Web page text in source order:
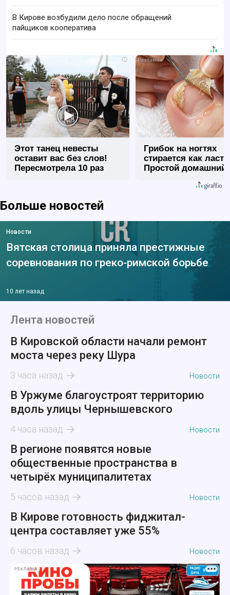
В Кирове возбудили дело после обращений
пайщиков кооператива
i
Этот танец невесты
оставит вас без слов!
Пересмотрела 10 раз
Грибок на ногтях
стирается как
Простой домашний
Больше новостей
Новости
Вятская столица приняла престижные
соревнования по греко-римской борьбе
10 лет назад
Лента новостей
В Кировской области начали ремонт
моста через реку Шура
3 часа назад Новости
В Уржуме благоустроят территорию
вдоль улицы Чернышевского
4 часа назад Новости
В регионе появятся новые
общественные пространства в
четырёх муниципалитетах
5 часов назад Новости
В Кирове готовность фиджитал-
центра составляет уже 55%
6 часов назад Новости
РЕКЛАМА